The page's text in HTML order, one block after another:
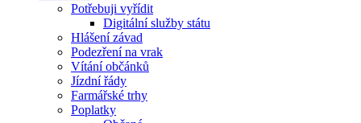
Potřebuji vyřídit
Digitální služby státu
Hlášení závad
Podezření na vrak
Vítání občánků
Jízdní řády
Farmářské trhy
Poplatky